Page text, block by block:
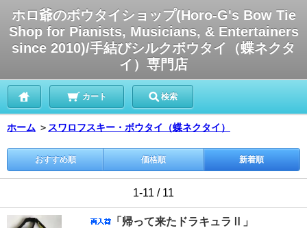
ホロ爺のボウタイショップ(Horo-G's Bow Tie
Shop for Pianists, Musicians, & Entertainers
since 2010)/手結びシルクボウタイ（蝶ネクタ
イ）専門店
カート 検索
ホーム ＞ スワロフスキー・ボウタイ（蝶ネクタイ）
おすすめ順 価格順 新着順
1-11 / 11
「帰って来たドラキュラⅡ」